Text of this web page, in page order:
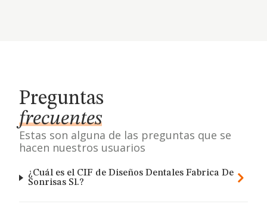
Preguntas
frecuentes
Estas son alguna de las preguntas que se
hacen nuestros usuarios
¿Cuál es el CIF de Diseños Dentales Fabrica De
Sonrisas Sl.?